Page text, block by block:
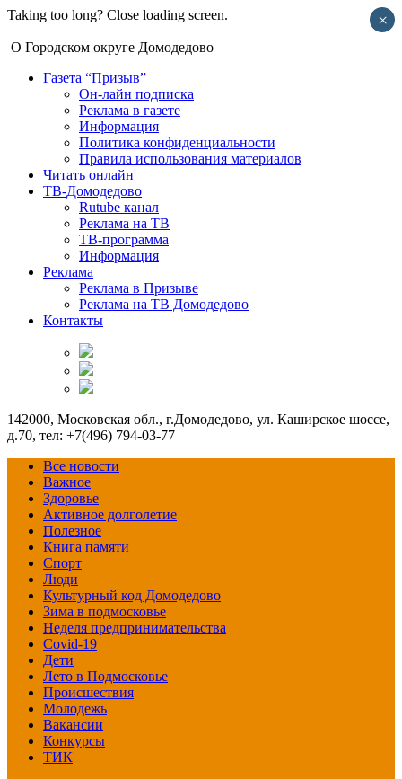
Taking too long? Close loading screen.
О Городском округе Домодедово
Газета “Призыв”
Он-лайн подписка
Реклама в газете
Информация
Политика конфиденциальности
Правила использования материалов
Читать онлайн
ТВ-Домодедово
Rutube канал
Реклама на ТВ
ТВ-программа
Информация
Реклама
Реклама в Призыве
Реклама на ТВ Домодедово
Контакты
142000, Московская обл., г.Домодедово, ул. Каширское шоссе,
д.70, тел: +7(496) 794-03-77
Все новости
Важное
Здоровье
Активное долголетие
Полезное
Книга памяти
Спорт
Люди
Культурный код Домодедово
Зима в подмосковье
Неделя предпринимательства
Covid-19
Дети
Лето в Подмосковье
Происшествия
Молодежь
Вакансии
Конкурсы
ТИК
×